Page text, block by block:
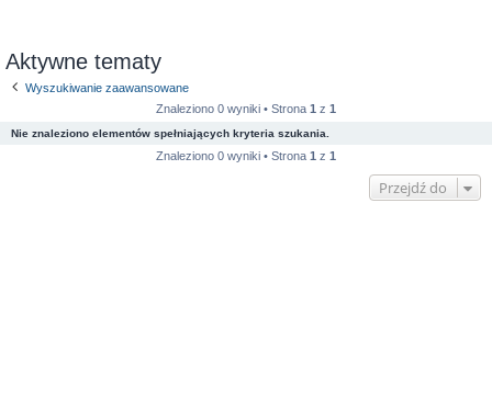
Aktywne tematy
Wyszukiwanie zaawansowane
Znaleziono 0 wyniki • Strona 1 z 1
Nie znaleziono elementów spełniających kryteria szukania.
Znaleziono 0 wyniki • Strona 1 z 1
Przejdź do